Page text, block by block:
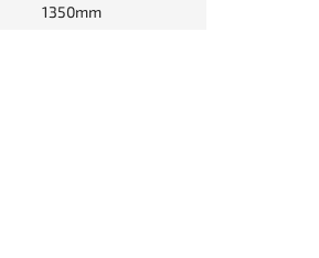
1350mm